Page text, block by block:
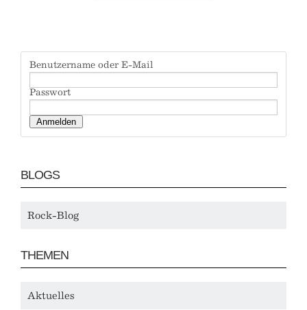
Benutzername oder E-Mail
Passwort
BLOGS
Rock-Blog
THEMEN
Aktuelles